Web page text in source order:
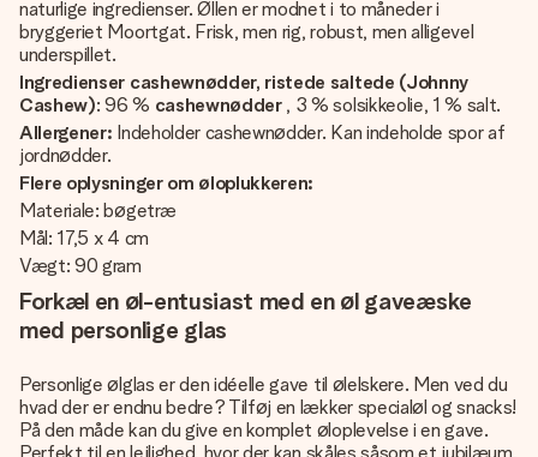
naturlige ingredienser. Øllen er modnet i to måneder i
bryggeriet Moortgat. Frisk, men rig, robust, men alligevel
underspillet.
Ingredienser cashewnødder, ristede saltede (Johnny
Cashew): 96 % cashewnødder, 3 % solsikkeolie, 1 % salt.
Allergener: Indeholder cashewnødder. Kan indeholde spor af
jordnødder.
Flere oplysninger om øloplukkeren:
Materiale: bøgetræ
Mål: 17,5 x 4 cm
Vægt: 90 gram
Forkæl en øl-entusiast med en øl gaveæske
med personlige glas
Personlige ølglas er den idéelle gave til ølelskere. Men ved du
hvad der er endnu bedre? Tilføj en lækker specialøl og snacks!
På den måde kan du give en komplet øloplevelse i en gave.